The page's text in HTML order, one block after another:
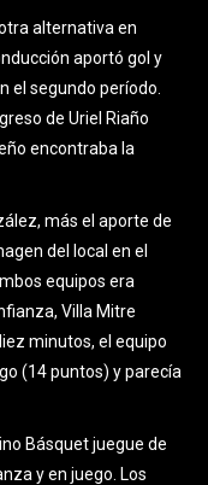
alternativa en
aportó gol y
el segundo período.
de Uriel Riaño
encontraba la
más el aporte de
del local en el
equipos era
Villa Mitre
minutos, el equipo
(14 puntos) y parecía
Básquet juegue de
y en juego. Los